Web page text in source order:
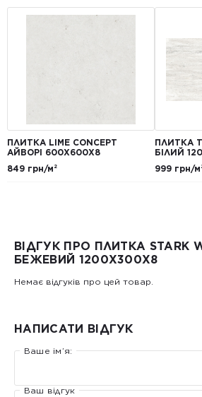
ПЛИТКА LIME CONCEPT
АЙВОРІ 600Х600Х8
849 грн/м²
ПЛИТКА
БІЛИЙ
999 грн/
ВІДГУК ПРО ПЛИТКА STARK
БЕЖЕВИЙ 1200Х300Х8
Немає відгуків про цей товар.
НАПИСАТИ ВІДГУК
Ваше ім’я:
Ваш відгук